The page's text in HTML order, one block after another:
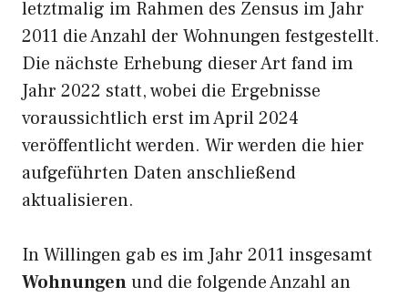
letztmalig im Rahmen des Zensus im Jahr
2011 die Anzahl der Wohnungen festgestellt.
Die nächste Erhebung dieser Art fand im
Jahr 2022 statt, wobei die Ergebnisse
voraussichtlich erst im April 2024
veröffentlicht werden. Wir werden die hier
aufgeführten Daten anschließend
aktualisieren.
In Willingen gab es im Jahr 2011 insgesamt
Wohnungenund die folgende Anzahl an